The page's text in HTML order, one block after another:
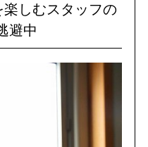
しむスタッフの
避中